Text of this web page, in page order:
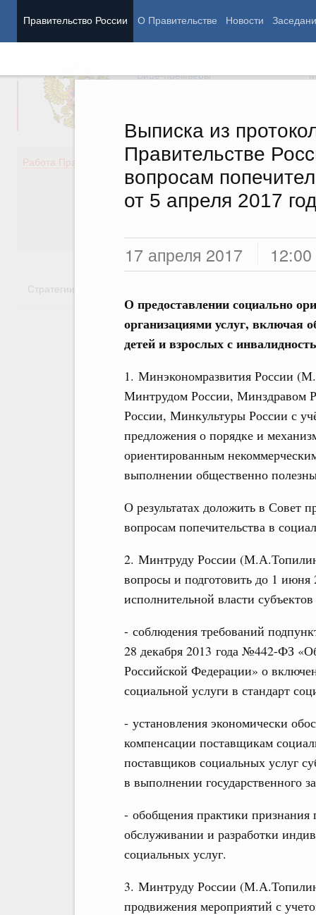
Правительство России О Правительстве Новости
Выписка из
Правительстве
вопросам
от 5 апреля 2017
17 апреля 2017 12:00
О предоставлении социально
организациями услуг, включая
детей и взрослых с
1. Минэкономразвития России
Минтрудом России, Минздравом
России, Минкультуры России с
предложения о порядке и
ориентированным
выполнении общественно
О результатах доложить в Совет
вопросам попечительства в
2. Минтруду России
вопросы и подготовить до 1 июня
исполнительной власти
- соблюдения требований
28 декабря 2013 года №442-ФЗ
Российской Федерации» о
социальной услуги в стандарт
- установления экономически
компенсации поставщикам
поставщиков социальных услуг
в выполнении государственного
- обобщения практики
обслуживании и разработки
социальных услуг.
3. Минтруду России
продвижения мероприятий с
Вице-премьеры
Работа Правительства
Демография
Здоровье
Образование
Культура
Государство
Стратегии